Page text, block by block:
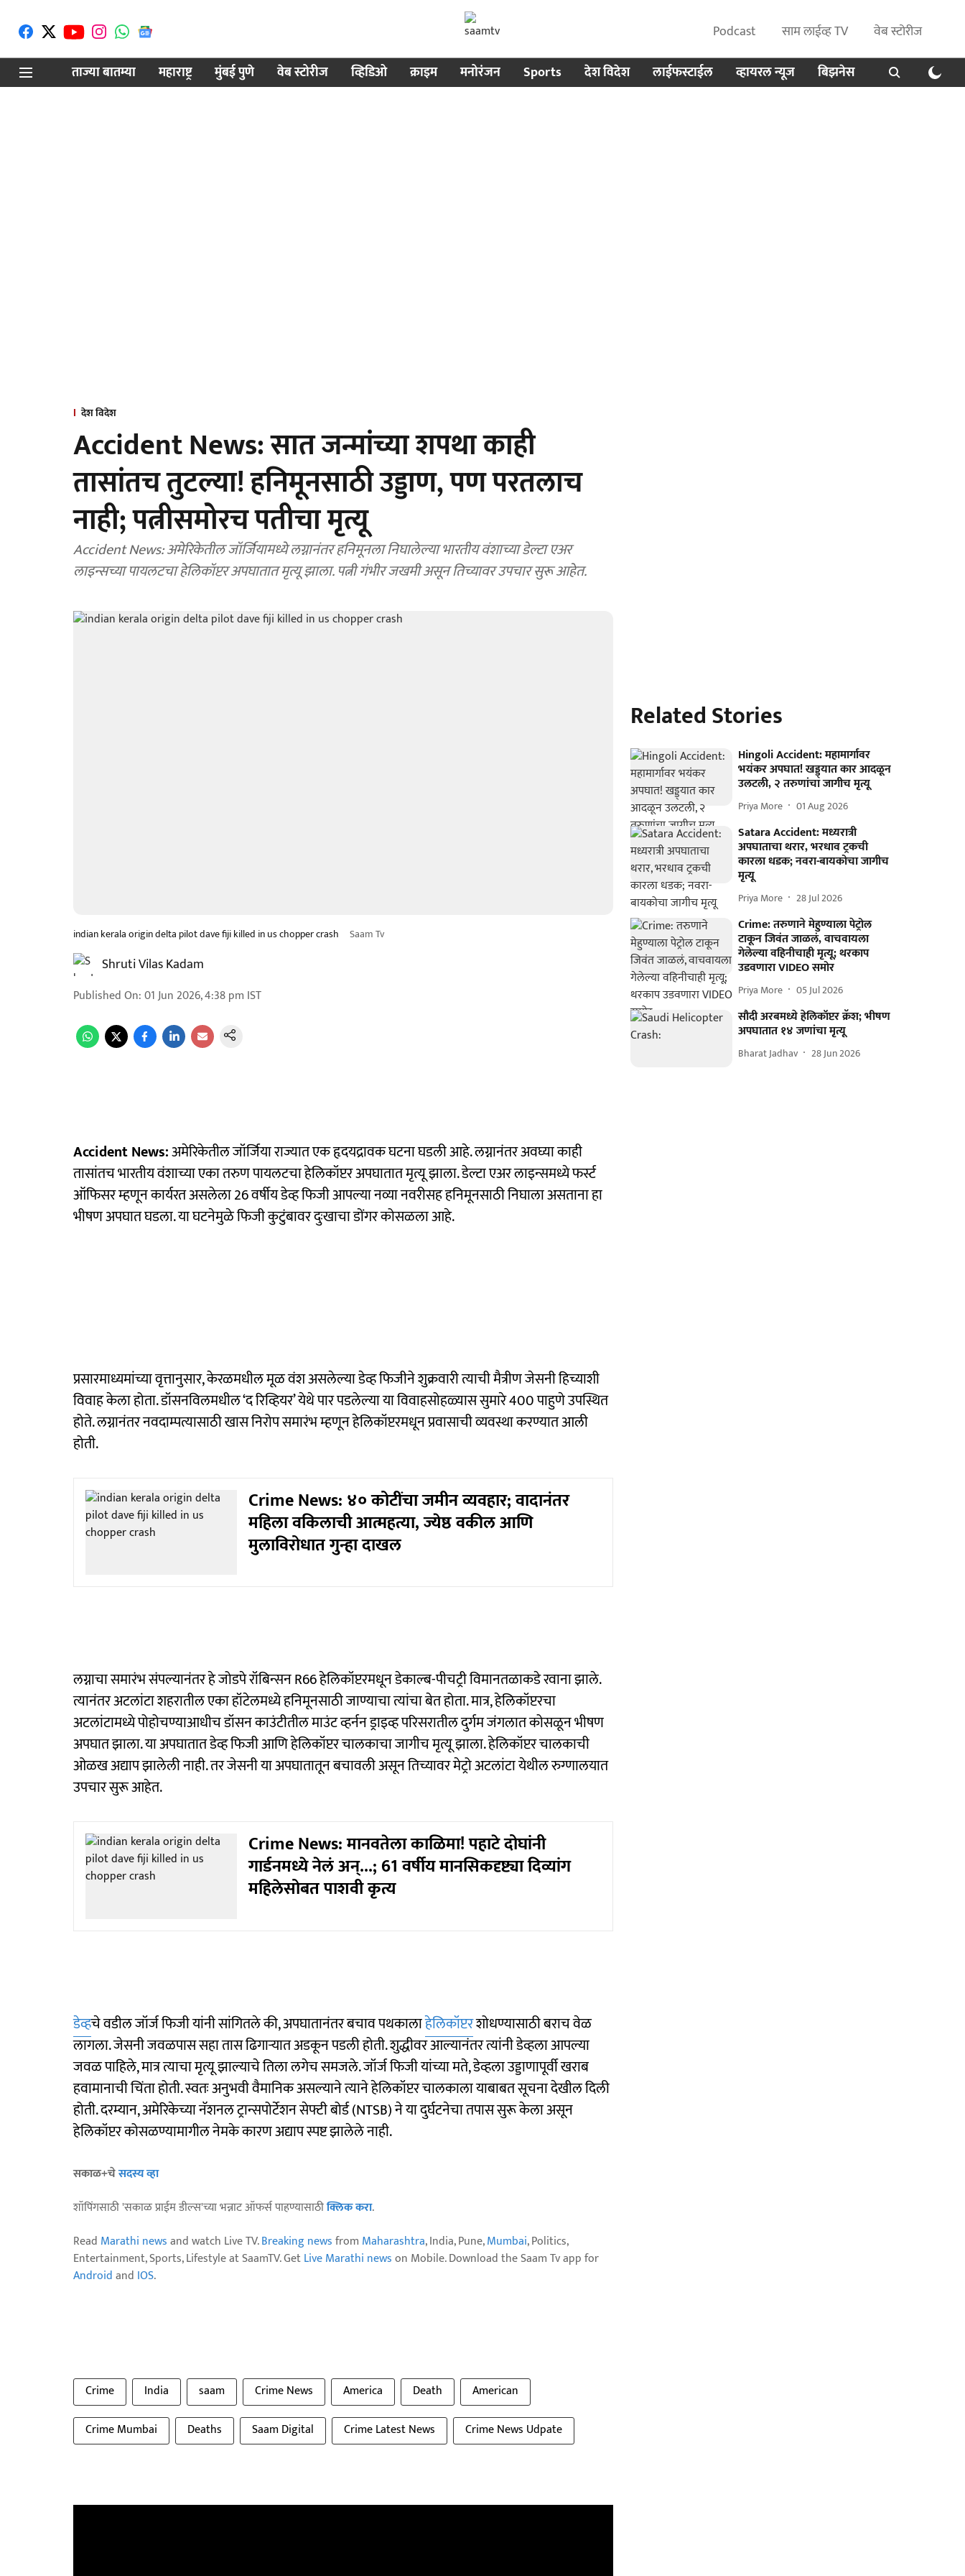
Podcast साम लाईव्ह TV
वेब स्टोरीज
ताज्या बातम्या
महाराष्ट्र मुंबई पुणे वेब स्टोरीज व्हिडिओ क्राइम मनोरंजन Sports देश विदेश लाईफस्टाईल व्हायरल न्यूज बिझनेस
देश विदेश
Accident News: सात जन्मांच्या शपथा काही
तासांतच तुटल्या! हनिमूनसाठी उड्डाण, पण परतलाच
नाही; पत्नीसमोरच पतीचा मृत्यू
Accident News: अमेरिकेतील जॉर्जियामध्ये लग्नानंतर हनिमूनला निघालेल्या भारतीय वंशाच्या डेल्टा एअर
लाइन्सच्या पायलटचा हेलिकॉप्टर अपघातात मृत्यू झाला. पत्नी गंभीर जखमी असून तिच्यावर उपचार सुरू आहेत.
indian kerala origin delta pilot dave fiji killed in us chopper crash Saam Tv
Shruti Vilas Kadam
Published On:01 Jun 2026, 4:38 pm IST
Accident News:अमेरिकेतील जॉर्जिया राज्यात एक हृदयद्रावक घटना घडली आहे. लग्नानंतर अवघ्या काही
तासांतच भारतीय वंशाच्या एका तरुण पायलटचा हेलिकॉप्टर अपघातात मृत्यू झाला. डेल्टा एअर लाइन्समध्ये फर्स्ट
ऑफिसर म्हणून कार्यरत असलेला 26 वर्षीय डेव्ह फिजी आपल्या नव्या नवरीसह हनिमूनसाठी निघाला असताना हा
भीषण अपघात घडला. या घटनेमुळे फिजी कुटुंबावर दुःखाचा डोंगर कोसळला आहे.
प्रसारमाध्यमांच्या वृत्तानुसार, केरळमधील मूळ वंश असलेल्या डेव्ह फिजीने शुक्रवारी त्याची मैत्रीण जेसनी हिच्याशी
विवाह केला होता. डॉसनविलमधील ‘द रिव्हियर’ येथे पार पडलेल्या या विवाहसोहळ्यास सुमारे 400 पाहुणे उपस्थित
होते. लग्नानंतर नवदाम्पत्यासाठी खास निरोप समारंभ म्हणून हेलिकॉप्टरमधून प्रवासाची व्यवस्था करण्यात आली
होती.
Crime News: ४० कोटींचा जमीन व्यवहार; वादानंतर
महिला वकिलाची आत्महत्या, ज्येष्ठ वकील आणि
मुलाविरोधात गुन्हा दाखल
लग्नाचा समारंभ संपल्यानंतर हे जोडपे रॉबिन्सन R66 हेलिकॉप्टरमधून डेकाल्ब-पीचट्री विमानतळाकडे रवाना झाले.
त्यानंतर अटलांटा शहरातील एका हॉटेलमध्ये हनिमूनसाठी जाण्याचा त्यांचा बेत होता. मात्र, हेलिकॉप्टरचा
अटलांटामध्ये पोहोचण्याआधीच डॉसन काउंटीतील माउंट व्हर्नन ड्राइव्ह परिसरातील दुर्गम जंगलात कोसळून भीषण
अपघात झाला. या अपघातात डेव्ह फिजी आणि हेलिकॉप्टर चालकाचा जागीच मृत्यू झाला. हेलिकॉप्टर चालकाची
ओळख अद्याप झालेली नाही. तर जेसनी या अपघातातून बचावली असून तिच्यावर मेट्रो अटलांटा येथील रुग्णालयात
उपचार सुरू आहेत.
Crime News: मानवतेला काळिमा! पहाटे दोघांनी
गार्डनमध्ये नेलं अन्...; 61 वर्षीय मानसिकदृष्ट्या दिव्यांग
महिलेसोबत पाशवी कृत्य
डेव्हचे वडील जॉर्ज फिजी यांनी सांगितले की, अपघातानंतर बचाव पथकालाहेलिकॉप्टरशोधण्यासाठी बराच वेळ
लागला. जेसनी जवळपास सहा तास ढिगाऱ्यात अडकून पडली होती. शुद्धीवर आल्यानंतर त्यांनी डेव्हला आपल्या
जवळ पाहिले, मात्र त्याचा मृत्यू झाल्याचे तिला लगेच समजले. जॉर्ज फिजी यांच्या मते, डेव्हला उड्डाणापूर्वी खराब
हवामानाची चिंता होती. स्वतः अनुभवी वैमानिक असल्याने त्याने हेलिकॉप्टर चालकाला याबाबत सूचना देखील दिली
होती. दरम्यान, अमेरिकेच्या नॅशनल ट्रान्सपोर्टेशन सेफ्टी बोर्ड (NTSB) ने या दुर्घटनेचा तपास सुरू केला असून
हेलिकॉप्टर कोसळण्यामागील नेमके कारण अद्याप स्पष्ट झालेले नाही.
सकाळ+चेसदस्य व्हा
शॉपिंगसाठी 'सकाळ प्राईम डील्स'च्या भन्नाट ऑफर्स पाहण्यासाठीक्लिक करा.
Read Marathi newsand watch Live TV.Breaking newsfrom Maharashtra, India, Pune,Mumbai, Politics,
Entertainment, Sports, Lifestyle at SaamTV. GetLive Marathi newson Mobile. Download the Saam Tv app for
Androidand IOS.
Crime India saam Crime News America Death
American
Crime Mumbai
Deaths Saam Digital Crime Latest News Crime News Udpate
Related Stories
Hingoli Accident: महामार्गावर
भयंकर अपघात! खड्ड्यात कार आदळून
उलटली, २ तरुणांचा जागीच मृत्यू
Priya More 01 Aug 2026
Satara Accident: मध्यरात्री
अपघाताचा थरार, भरधाव ट्रकची
कारला धडक; नवरा-बायकोचा जागीच
मृत्यू
Priya More 28 Jul 2026
Crime: तरुणाने मेहुण्याला पेट्रोल
टाकून जिवंत जाळलं, वाचवायला
गेलेल्या वहिनीचाही मृत्यू; थरकाप
उडवणारा VIDEO समोर
Priya More 05 Jul 2026
सौदी अरबमध्ये हेलिकॉप्टर क्रॅश; भीषण
अपघातात १४ जणांचा मृत्यू
Bharat Jadhav 28 Jun 2026